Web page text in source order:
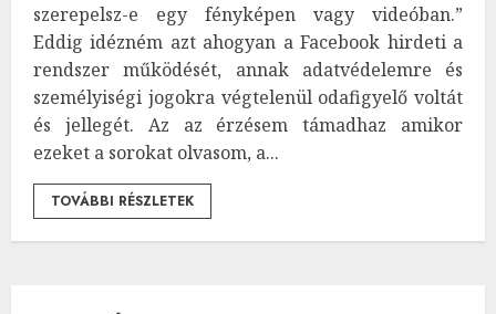
szerepelsz-e egy fényképen vagy videóban.”
Eddig idézném azt ahogyan a Facebook hirdeti a
rendszer működését, annak adatvédelemre és
személyiségi jogokra végtelenül odafigyelő voltát
és jellegét. Az az érzésem támadhaz amikor
ezeket a sorokat olvasom, a...
TOVÁBBI RÉSZLETEK